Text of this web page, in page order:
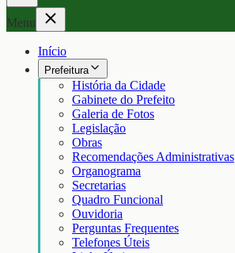
Menu
Início
Prefeitura
História da Cidade
Gabinete do Prefeito
Galeria de Fotos
Legislação
Obras
Recomendações Administrativas
Organograma
Secretarias
Quadro Funcional
Ouvidoria
Perguntas Frequentes
Telefones Úteis